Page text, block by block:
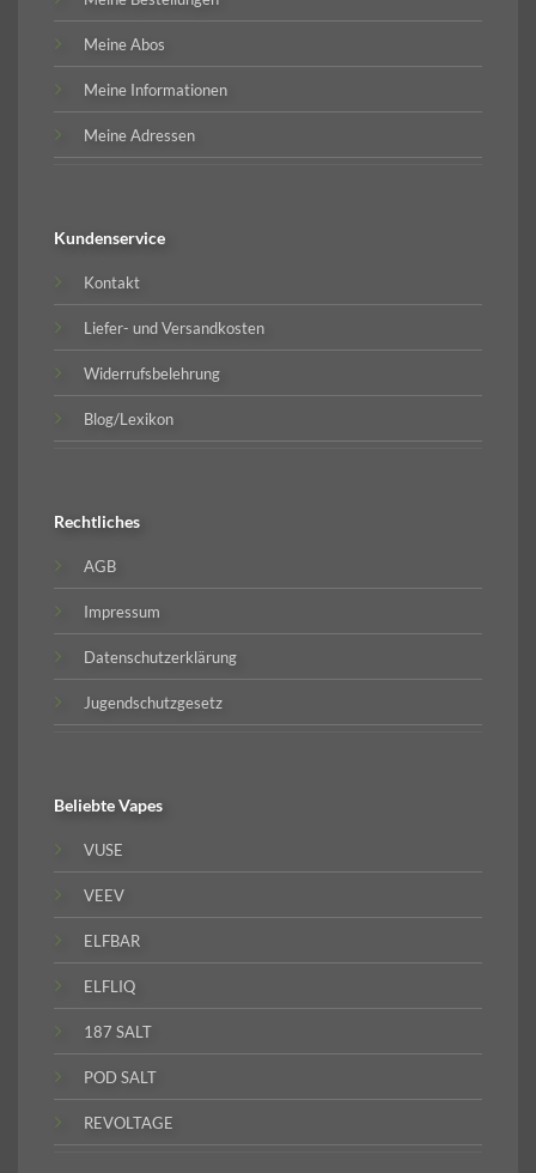
Meine Abos
Meine Informationen
Meine Adressen
Kundenservice
Kontakt
Liefer- und Versandkosten
Widerrufsbelehrung
Blog/Lexikon
Rechtliches
AGB
Impressum
Datenschutzerklärung
Jugendschutzgesetz
BeliebteVapes
VUSE
VEEV
ELFBAR
ELFLIQ
187 SALT
POD SALT
REVOLTAGE